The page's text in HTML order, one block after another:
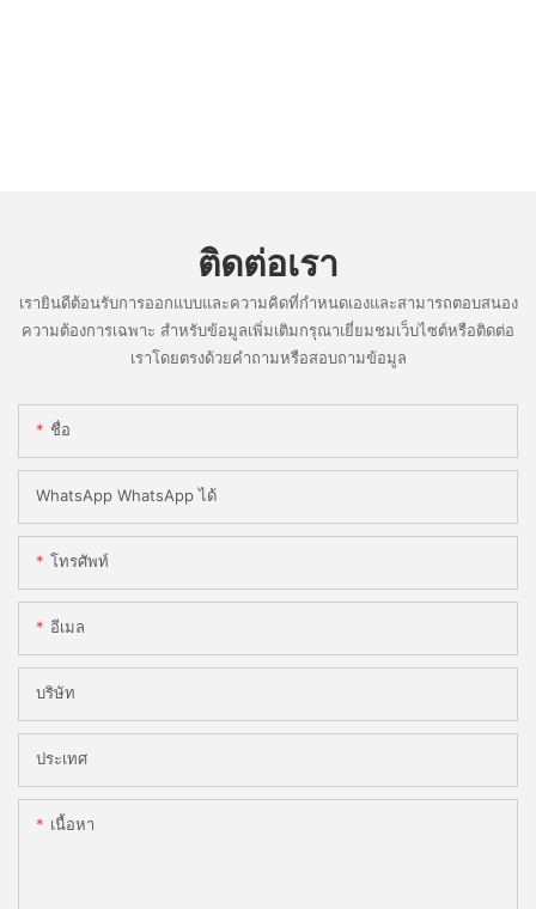
ติดต่อเรา
เรายินดีต้อนรับการออกแบบและความคิดที่กำหนดเองและสามารถตอบสนอง
ความต้องการเฉพาะ สำหรับข้อมูลเพิ่มเติมกรุณาเยี่ยมชมเว็บไซต์หรือติดต่อ
เราโดยตรงด้วยคำถามหรือสอบถามข้อมูล
ชื่อ
WhatsApp WhatsApp ได้
โทรศัพท์
อีเมล
บริษัท
ประเทศ
เนื้อหา